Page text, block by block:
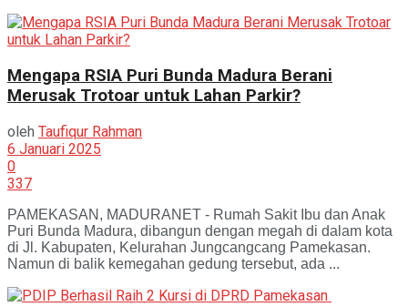
Mengapa RSIA Puri Bunda Madura Berani
Merusak Trotoar untuk Lahan Parkir?
oleh Taufiqur Rahman
6 Januari 2025
0
337
PAMEKASAN, MADURANET - Rumah Sakit Ibu dan Anak
Puri Bunda Madura, dibangun dengan megah di dalam kota
di Jl. Kabupaten, Kelurahan Jungcangcang Pamekasan.
Namun di balik kemegahan gedung tersebut, ada ...